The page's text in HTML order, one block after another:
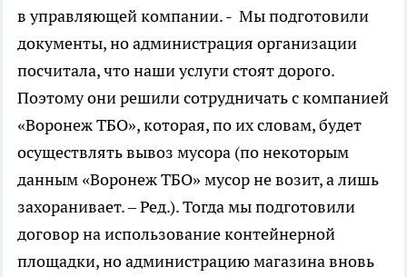
в управляющей компании. - Мы подготовили
документы, но администрация организации
посчитала, что наши услуги стоят дорого.
Поэтому они решили сотрудничать с компанией
«Воронеж ТБО», которая, по их словам, будет
осуществлять вывоз мусора (по некоторым
данным «Воронеж ТБО» мусор не возит, а лишь
захоранивает. – Ред.). Тогда мы подготовили
договор на использование контейнерной
площадки, но администрацию магазина вновь